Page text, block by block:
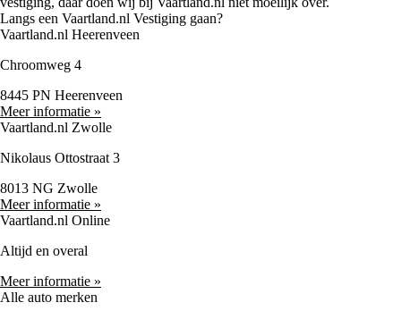
Langs een Vaartland.nl Vestiging gaan?
Vaartland.nl Heerenveen
Chroomweg 4
8445 PN Heerenveen
Meer informatie »
Vaartland.nl Zwolle
Nikolaus Ottostraat 3
8013 NG Zwolle
Meer informatie »
Vaartland.nl Online
Altijd en overal
Meer informatie »
Alle auto merken